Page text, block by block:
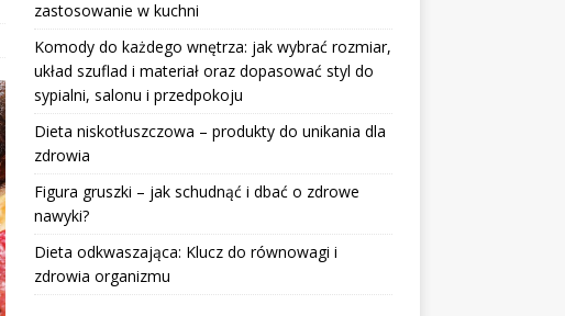
zastosowanie w kuchni
Komody do każdego wnętrza: jak wybrać rozmiar,
układ szuflad i materiał oraz dopasować styl do
sypialni, salonu i przedpokoju
Dieta niskotłuszczowa – produkty do unikania dla
zdrowia
Figura gruszki – jak schudnąć i dbać o zdrowe
nawyki?
Dieta odkwaszająca: Klucz do równowagi i
zdrowia organizmu